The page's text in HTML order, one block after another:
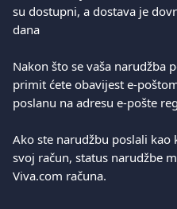
su dostupni, a dostava je
dana
Nakon što se vaša narudžba
primit ćete obavijest e-
poslanu na adresu e-pošte
Ako ste narudžbu poslali
svoj račun, status narudžbe
Viva.com računa.